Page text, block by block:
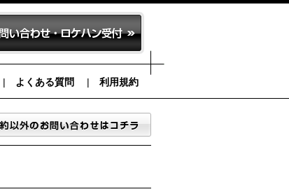
よくある質問 利用規約